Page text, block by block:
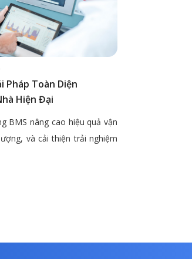
Pháp Toàn Diện
Hiện Đại
BMS nâng cao hiệu quả vận
và cải thiện trải nghiệm